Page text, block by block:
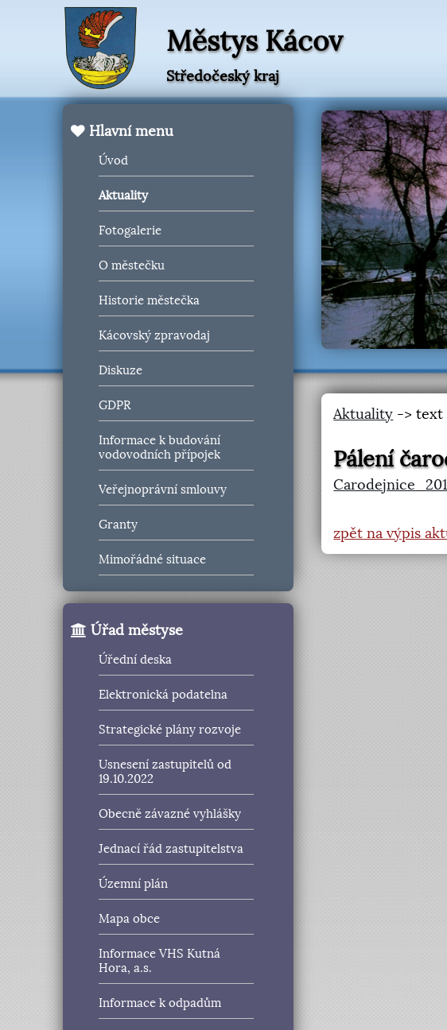
Městys Kácov
Středočeský kraj
Hlavní menu
Úvod
Aktuality
Fotogalerie
O městečku
Historie městečka
Kácovský zpravodaj
Diskuze
GDPR
Informace k budování
vodovodních přípojek
Veřejnoprávní smlouvy
Granty
Mimořádné situace
Úřad městyse
Úřední deska
Elektronická podatelna
Strategické plány rozvoje
Usnesení zastupitelů od
19.10.2022
Obecně závazné vyhlášky
Jednací řád zastupitelstva
Územní plán
Mapa obce
Informace VHS Kutná
Hora, a.s.
Informace k odpadům
Aktuality -> text
Pálení
zpět na výpis